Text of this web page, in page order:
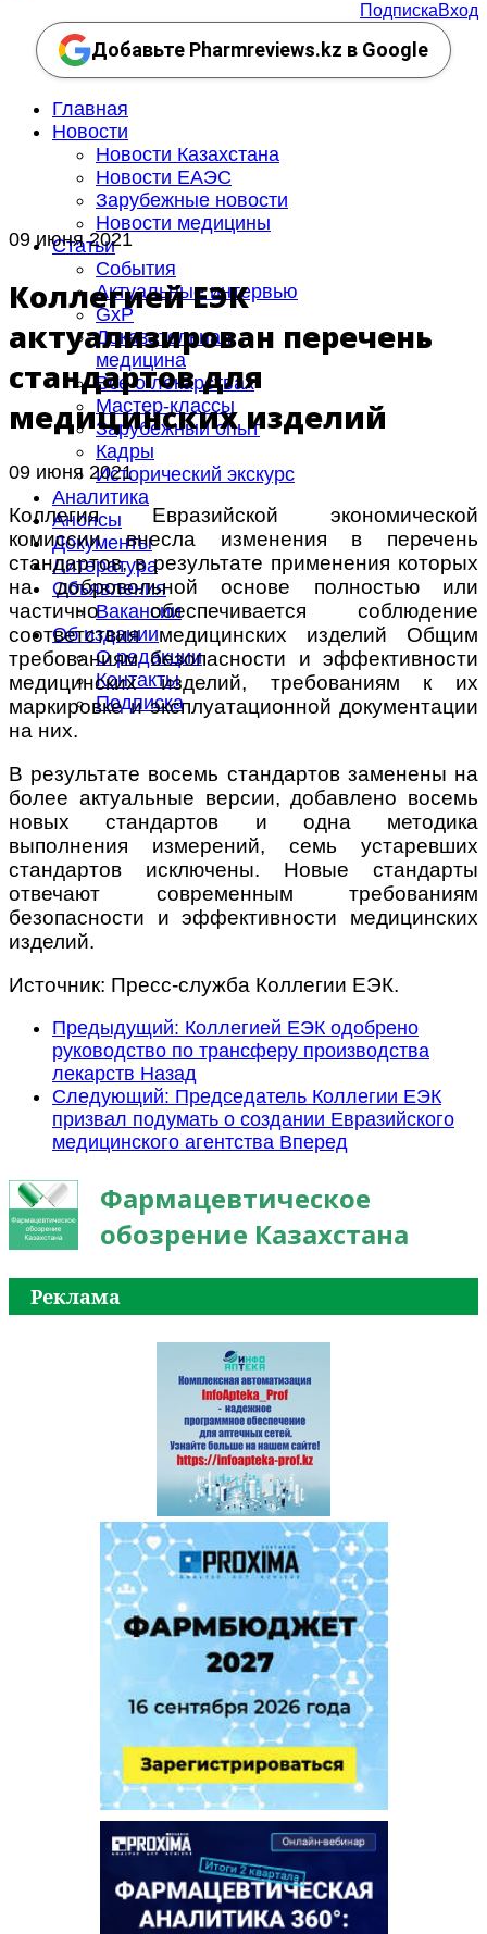
ПодпискаВход
Добавьте Pharmreviews.kz в Google
Главная
Новости
Новости Казахстана
Новости ЕАЭС
Зарубежные новости
Новости медицины
Статьи
События
Актуальные интервью
GxP
Доказательная
медицина
Все о лекарствах
Мастер-классы
Зарубежный опыт
Кадры
Исторический экскурс
Аналитика
Анонсы
Документы
Литература
Объявления
Вакансии
Об издании
О редакции
Контакты
Подписка
09 июня 2021
Коллегией ЕЭК
актуализирован перечень
стандартов для
медицинских изделий
09 июня 2021
Коллегия Евразийской экономической
комиссии внесла изменения в перечень
стандартов, в результате применения которых
на добровольной основе полностью или
частично обеспечивается соблюдение
соответствия медицинских изделий Общим
требованиям безопасности и эффективности
медицинских изделий, требованиям к их
маркировке и эксплуатационной документации
на них.
В результате восемь стандартов заменены на
более актуальные версии, добавлено восемь
новых стандартов и одна методика
выполнения измерений, семь устаревших
стандартов исключены. Новые стандарты
отвечают современным требованиям
безопасности и эффективности медицинских
изделий.
Источник: Пресс-служба Коллегии ЕЭК.
Предыдущий: Коллегией ЕЭК одобрено
руководство по трансферу производства
лекарств Назад
Следующий: Председатель Коллегии ЕЭК
призвал подумать о создании Евразийского
медицинского агентства Вперед
Фармацевтическое
обозрение Казахстана
Реклама